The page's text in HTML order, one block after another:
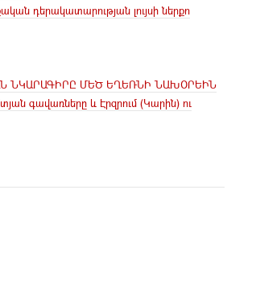
դերակատարության լույսի ներքո
ՆԿԱՐԱԳԻՐԸ ՄԵԾ ԵՂԵՌՆԻ ՆԱԽՕՐԵԻՆ
գավառները և Էրզրում (Կարին) ու